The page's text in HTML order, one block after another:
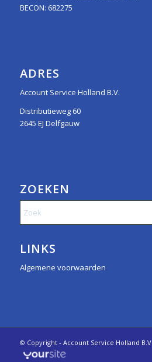
BECON: 682275
ADRES
Account Service Holland B.V.
Distributieweg 60
2645 EJ Delfgauw
ZOEKEN
LINKS
Algemene voorwaarden
© Copyright - Account Service Holland B.V.